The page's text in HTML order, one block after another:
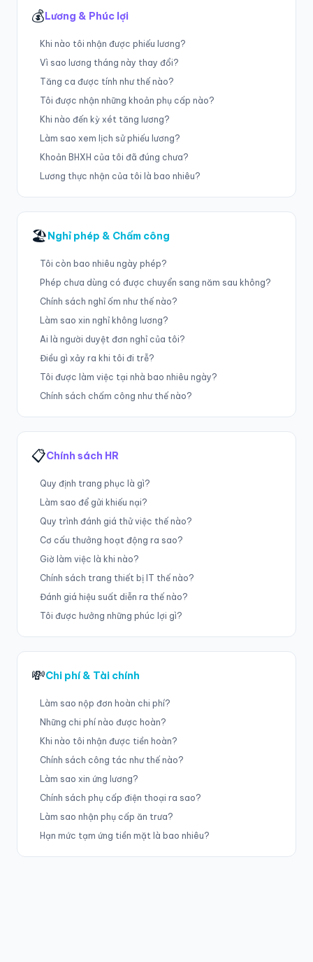
💰Lương & Phúc lợi
Khi nào tôi nhận được phiếu lương?
Vì sao lương tháng này thay đổi?
Tăng ca được tính như thế nào?
Tôi được nhận những khoản phụ cấp nào?
Khi nào đến kỳ xét tăng lương?
Làm sao xem lịch sử phiếu lương?
Khoản BHXH của tôi đã đúng chưa?
Lương thực nhận của tôi là bao nhiêu?
🏖Nghỉ phép & Chấm công
Tôi còn bao nhiêu ngày phép?
Phép chưa dùng có được chuyển sang năm sau không?
Chính sách nghỉ ốm như thế nào?
Làm sao xin nghỉ không lương?
Ai là người duyệt đơn nghỉ của tôi?
Điều gì xảy ra khi tôi đi trễ?
Tôi được làm việc tại nhà bao nhiêu ngày?
Chính sách chấm công như thế nào?
📋Chính sách HR
Quy định trang phục là gì?
Làm sao để gửi khiếu nại?
Quy trình đánh giá thử việc thế nào?
Cơ cấu thưởng hoạt động ra sao?
Giờ làm việc là khi nào?
Chính sách trang thiết bị IT thế nào?
Đánh giá hiệu suất diễn ra thế nào?
Tôi được hưởng những phúc lợi gì?
💸Chi phí & Tài chính
Làm sao nộp đơn hoàn chi phí?
Những chi phí nào được hoàn?
Khi nào tôi nhận được tiền hoàn?
Chính sách công tác như thế nào?
Làm sao xin ứng lương?
Chính sách phụ cấp điện thoại ra sao?
Làm sao nhận phụ cấp ăn trưa?
Hạn mức tạm ứng tiền mặt là bao nhiêu?